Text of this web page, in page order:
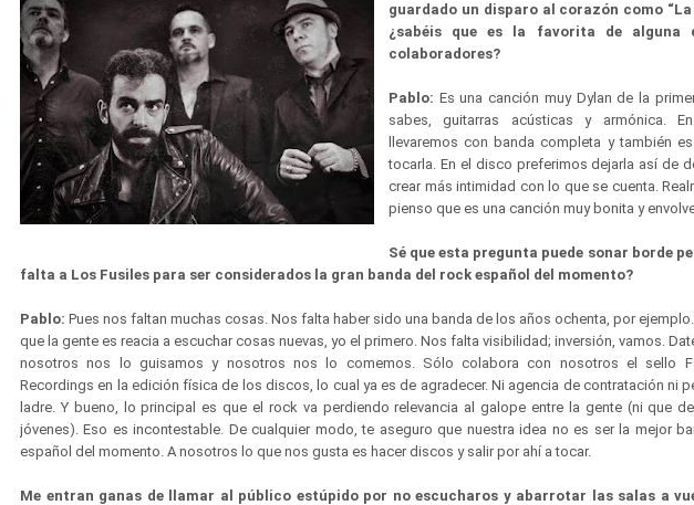
guardado un disparo al corazón como
¿sabéis que es la favorita de alguna
colaboradores?
Pablo: Es una canción muy Dylan de la
sabes, guitarras acústicas y armónica.
llevaremos con banda completa y también
tocarla. En el disco preferimos dejarla así de
crear más intimidad con lo que se cuenta.
pienso que es una canción muy bonita y
Sé que esta pregunta puede sonar borde
falta a Los Fusiles para ser considerados la gran banda del rock español del momento?
Pablo: Pues nos faltan muchas cosas. Nos falta haber sido una banda de los años ochenta, por
que la gente es reacia a escuchar cosas nuevas, yo el primero. Nos falta visibilidad; inversión, vamos.
nosotros nos lo guisamos y nosotros nos lo comemos. Sólo colabora con nosotros el sello
Recordings en la edición física de los discos, lo cual ya es de agradecer. Ni agencia de contratación ni
ladre. Y bueno, lo principal es que el rock va perdiendo relevancia al galope entre la gente (ni que
jóvenes). Eso es incontestable. De cualquier modo, te aseguro que nuestra idea no es ser la mejor
español del momento. A nosotros lo que nos gusta es hacer discos y salir por ahí a tocar.
Me entran ganas de llamar al público estúpido por no escucharos y abarrotar las salas a